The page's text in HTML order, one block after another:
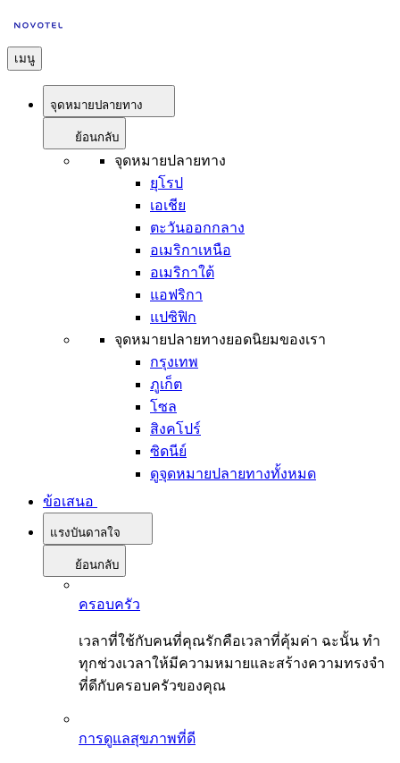
เมนู
จุดหมายปลายทาง
ย้อนกลับ
จุดหมายปลายทาง
ยุโรป
เอเชีย
ตะวันออกกลาง
อเมริกาเหนือ
อเมริกาใต้
แอฟริกา
แปซิฟิก
จุดหมายปลายทางยอดนิยมของเรา
กรุงเทพ
ภูเก็ต
โซล
สิงคโปร์
ซิดนีย์
ดูจุดหมายปลายทางทั้งหมด
ข้อเสนอ
แรงบันดาลใจ
ย้อนกลับ
ครอบครัว
เวลาที่ใช้กับคนที่คุณรักคือเวลาที่คุ้มค่า ฉะนั้น ทำ
ทุกช่วงเวลาให้มีความหมายและสร้างความทรงจำ
ที่ดีกับครอบครัวของคุณ
การดูแลสุขภาพที่ดี